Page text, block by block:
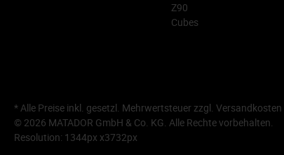
Z90
Cubes
* Alle Preise inkl. gesetzl. Mehrwertsteuer zzgl. Versandkosten
© 2026 MATADOR GmbH & Co. KG. Alle Rechte vorbehalten.
Resolution: 1344px x3732px